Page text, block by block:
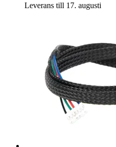
Leverans till 17. augusti